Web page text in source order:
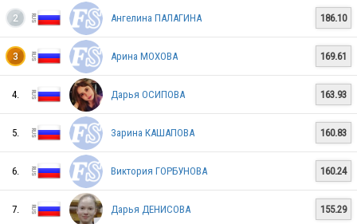
RUS
RUS
RUS
RUS
2 Ангелина ПАЛАГИНА 186.10
3 Арина МОХОВА 169.61
4. Дарья ОСИПОВА 163.93
5. Зарина КАШАПОВА 160.83
6. Виктория ГОРБУНОВА 160.24
7. Дарья ДЕНИСОВА 155.29